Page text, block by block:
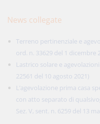
News collegate
Terreno pertinenziale e
ord. n. 33629 del 1 dicembre
Lastrico solare e agevolazioni
22561 del 10 agosto 2021)
L’agevolazione prima casa
con atto separato di
Sez. V, sent. n. 6259 del 13